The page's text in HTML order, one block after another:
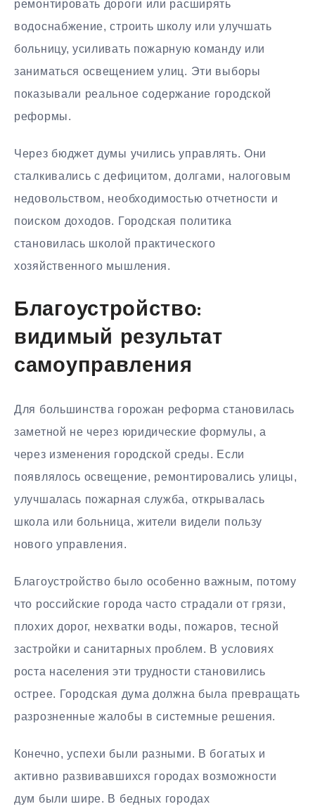
ремонтировать дороги или расширять
водоснабжение, строить школу или улучшать
больницу, усиливать пожарную команду или
заниматься освещением улиц. Эти выборы
показывали реальное содержание городской
реформы.
Через бюджет думы учились управлять. Они
сталкивались с дефицитом, долгами, налоговым
недовольством, необходимостью отчетности и
поиском доходов. Городская политика
становилась школой практического
хозяйственного мышления.
Благоустройство:
видимый результат
самоуправления
Для большинства горожан реформа становилась
заметной не через юридические формулы, а
через изменения городской среды. Если
появлялось освещение, ремонтировались улицы,
улучшалась пожарная служба, открывалась
школа или больница, жители видели пользу
нового управления.
Благоустройство было особенно важным, потому
что российские города часто страдали от грязи,
плохих дорог, нехватки воды, пожаров, тесной
застройки и санитарных проблем. В условиях
роста населения эти трудности становились
острее. Городская дума должна была превращать
разрозненные жалобы в системные решения.
Конечно, успехи были разными. В богатых и
активно развивавшихся городах возможности
дум были шире. В бедных городах